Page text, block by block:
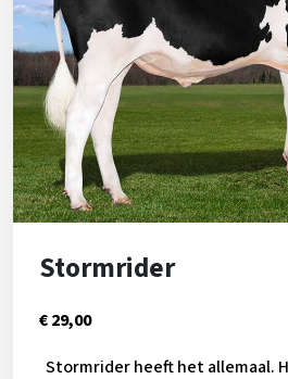
Stormrider
€ 29,00